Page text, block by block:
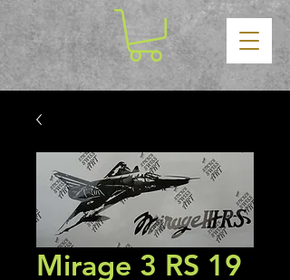
Mirage 3 RS 19